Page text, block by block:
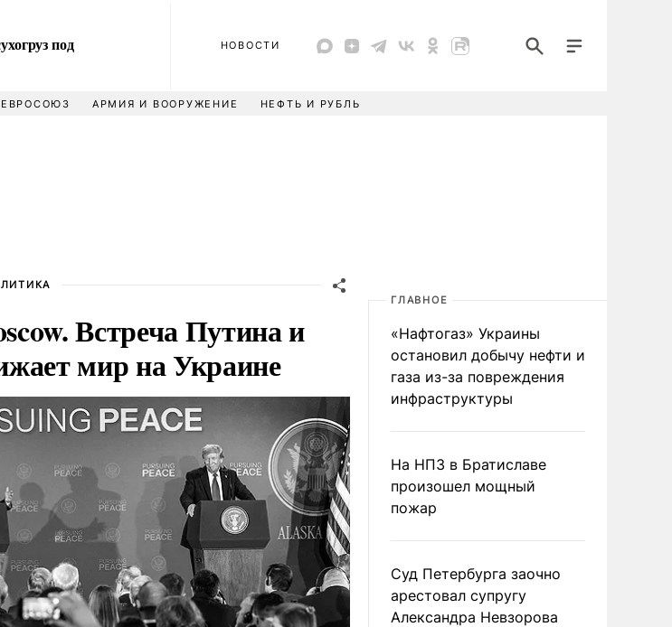
под
НОВОСТИ
ЕВРОСОЮЗ АРМИЯ И ВООРУЖЕНИЕ НЕФТЬ И РУБЛЬ
Встреча Путина и
мир на Украине
ГЛАВНОЕ
«Нафтогаз» Украины
остановил добычу нефти и
газа из-за повреждения
инфраструктуры
На НПЗ в Братиславе
произошел мощный
пожар
Суд Петербурга заочно
арестовал супругу
Александра Невзорова